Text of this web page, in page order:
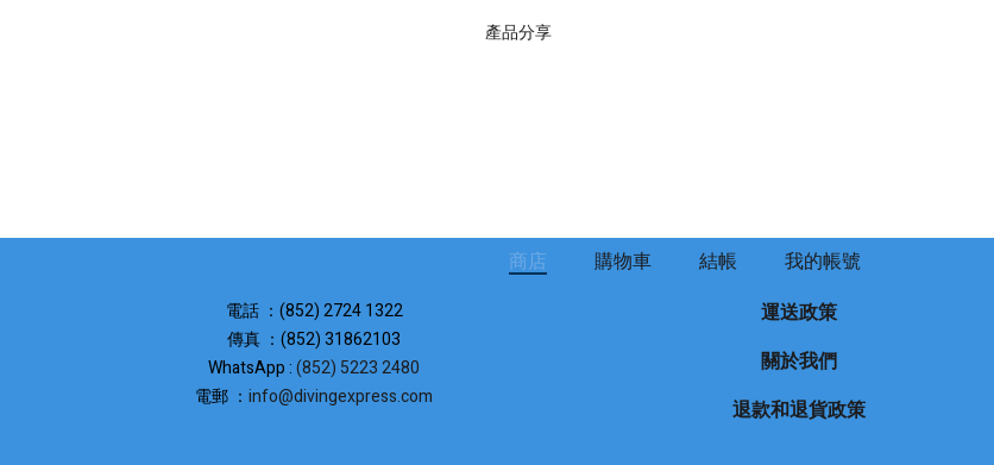
產品分享
商店 購物車 結帳 我的帳號
電話 ：(852) 2724 1322
傳真 ：(852) 31862103
WhatsApp :(852) 5223 2480
電郵 ： info@divingexpress.com
運送政策
關於我們
退款和退貨政策